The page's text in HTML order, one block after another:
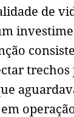
de
trechos